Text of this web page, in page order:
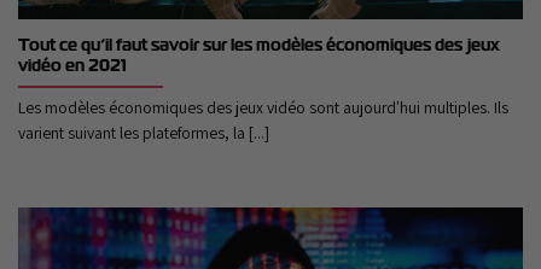
Tout ce qu’il faut savoir sur les modèles économiques des jeux
vidéo en 2021
Les modèles économiques des jeux vidéo sont aujourd'hui multiples. Ils
varient suivant les plateformes, la [...]